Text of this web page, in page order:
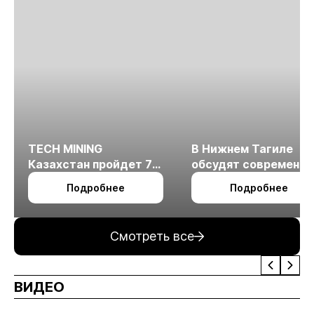
TECH MINING
Казахстан пройдет 7
октября в Алматы
Подробнее
В Нижнем Тагиле
обсудят
технологии
измельчения
Подробнее
Смотреть все
ВИДЕО